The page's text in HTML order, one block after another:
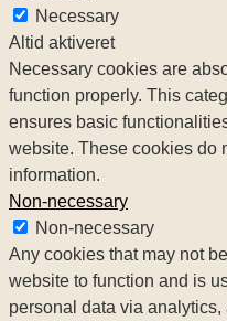
Necessary
Altid aktiveret
Necessary cookies are
function properly. This
ensures basic
website. These cookies do
information.
Non-necessary
Non-necessary
Any cookies that may not
website to function and is
personal data via